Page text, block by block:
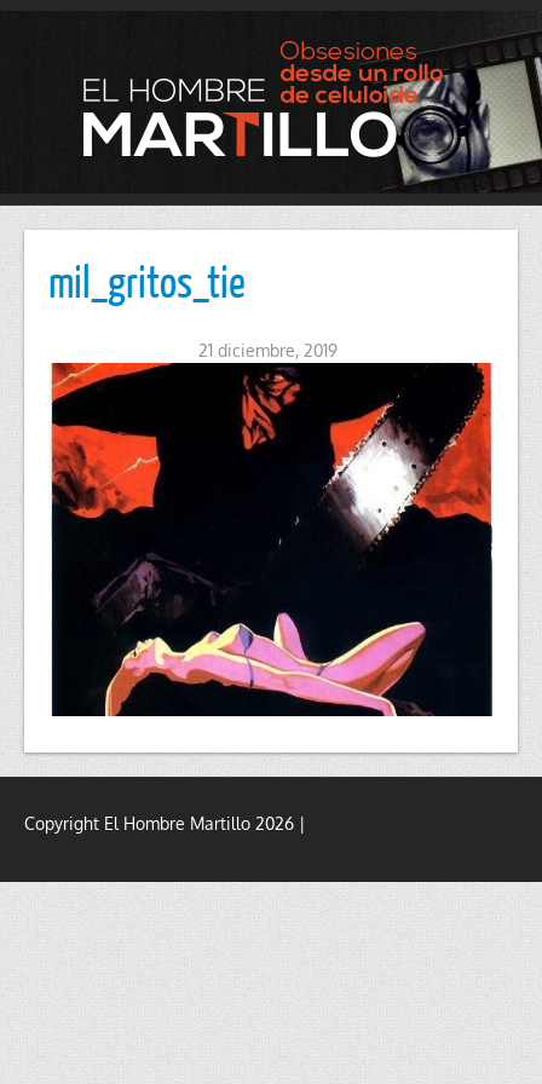
mil_gritos_tie
21 diciembre, 2019
Copyright El Hombre Martillo 2026 |